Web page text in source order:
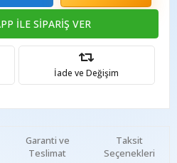
İLE SİPARİŞ VER
İade ve Değişim
Garanti ve
Teslimat
Taksit
Seçenekleri